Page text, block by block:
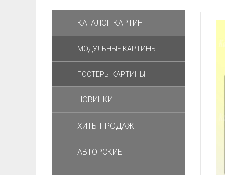
КАТАЛОГ КАРТИН
МОДУЛЬНЫЕ КАРТИНЫ
ПОСТЕРЫ КАРТИНЫ
НОВИНКИ
ХИТЫ ПРОДАЖ
АВТОРСКИЕ